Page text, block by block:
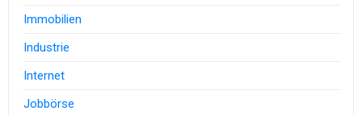
Immobilien
Industrie
Internet
Jobbörse